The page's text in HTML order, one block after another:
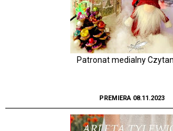
Patronat medialny
PREMIERA 08.11.2023